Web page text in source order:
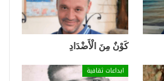
كَوْنٌ مِنَ الْأَضْدَادِ
ابداعات ثقافية